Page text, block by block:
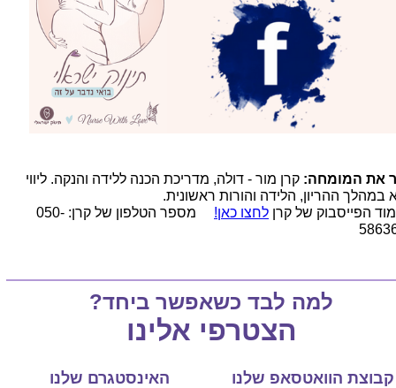
את המומחה: קרן מור - דולה, מדריכת הכנה ללידה והנקה. ליווי
במהלך ההריון, הלידה והורות ראשונית.
הפייסבוק של קרן לחצו כאן!
מספר הטלפון של קרן: 050-
למה לבד כשאפשר ביחד?
הצטרפי אלינו
קבוצת הוואטסאפ שלנו האינסטגרם שלנו